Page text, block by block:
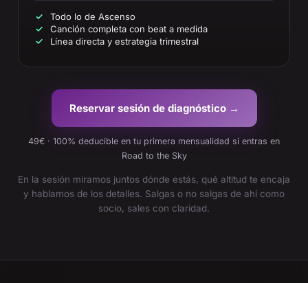
Todo lo de Ascenso
Canción completa con beat a medida
Línea directa y estrategia trimestral
Reservar sesión de diagnóstico →
49€ · 100% deducible en tu primera mensualidad si entras en
Road to the Sky
En la sesión miramos juntos dónde estás, qué altitud te encaja
y hablamos de los detalles. Salgas o no salgas de ahí como
socio, sales con claridad.